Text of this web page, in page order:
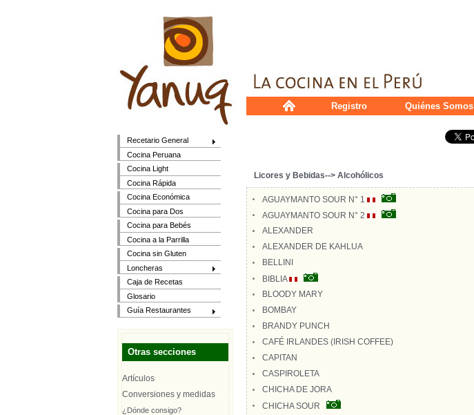
Recetario General
Cocina Peruana
Cocina Light
Cocina Rápida
Cocina Económica
Cocina para Dos
Cocina para Bebés
Cocina a la Parrilla
Cocina sin Gluten
Loncheras
Caja de Recetas
Glosario
Guía Restaurantes
Otras secciones
Artículos
Conversiones y medidas
¿Dónde consigo?
Registro Quiénes Somos
Licores y Bebidas--> Alcohólicos
AGUAYMANTO SOUR N° 1
AGUAYMANTO SOUR N° 2
ALEXANDER
ALEXANDER DE KAHLUA
BELLINI
BIBLIA
BLOODY MARY
BOMBAY
BRANDY PUNCH
CAFÉ IRLANDES (IRISH COFFEE)
CAPITAN
CASPIROLETA
CHICHA DE JORA
CHICHA SOUR